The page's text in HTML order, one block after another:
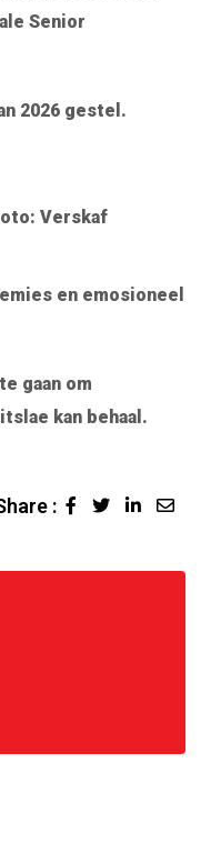
Senior
2026 gestel.
Verskaf
en emosioneel
gaan om
kan behaal.
: